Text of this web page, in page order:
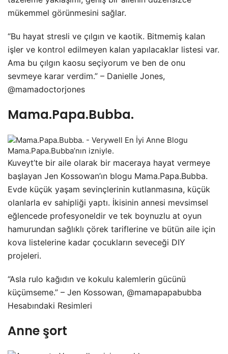
mükemmel görünmesini sağlar.
“Bu hayat stresli ve çılgın ve kaotik. Bitmemiş kalan
işler ve kontrol edilmeyen kalan yapılacaklar listesi var.
Ama bu çılgın kaosu seçiyorum ve ben de onu
sevmeye karar verdim.” – Danielle Jones,
@mamadoctorjones
Mama.Papa.Bubba.
Mama.Papa.Bubba’nın izniyle.
Kuveyt’te bir aile olarak bir maceraya hayat vermeye
başlayan Jen Kossowan’ın blogu Mama.Papa.Bubba.
Evde küçük yaşam sevinçlerinin kutlanmasına, küçük
olanlarla ev sahipliği yaptı. İkisinin annesi mevsimsel
eğlencede profesyoneldir ve tek boynuzlu at oyun
hamurundan sağlıklı çörek tariflerine ve bütün aile için
kova listelerine kadar çocukların seveceği DIY
projeleri.
“Asla rulo kağıdın ve kokulu kalemlerin gücünü
küçümseme.” – Jen Kossowan, @mamapapabubba
Hesabındaki Resimleri
Anne şort